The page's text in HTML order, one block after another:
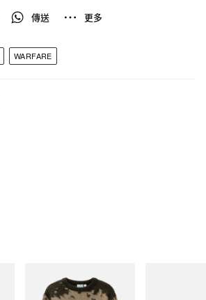
傳送 更多
WARFARE
Mohair Splatter Sweater